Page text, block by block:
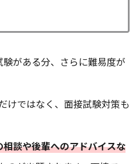
がある分、さらに難易度が
けではなく、面接試験対策も
相談や後輩へのアドバイスな